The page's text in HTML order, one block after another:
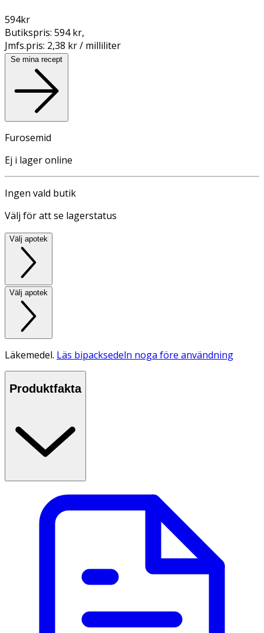
594kr
Butikspris: 594 kr,
Jmfs.pris: 2,38 kr / milliliter
Se mina recept
Furosemid
Ej i lager online
Ingen vald butik
Välj för att se lagerstatus
Välj apotek
Välj apotek
Läkemedel. Läs bipacksedeln noga före användning
Produktfakta